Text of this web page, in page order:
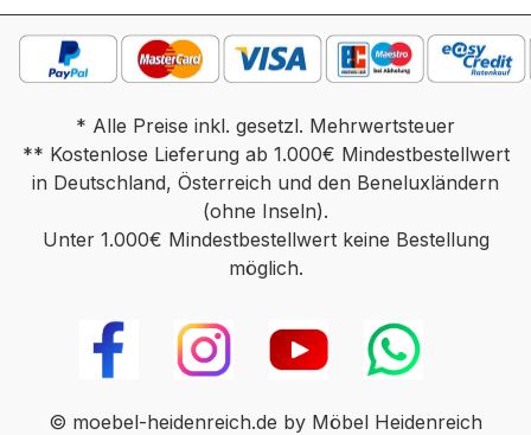
* Alle Preise inkl. gesetzl. Mehrwertsteuer
** Kostenlose Lieferung ab 1.000€ Mindestbestellwert
in Deutschland, Österreich und den Beneluxländern
(ohne Inseln).
Unter 1.000€ Mindestbestellwert keine Bestellung
möglich.
© moebel-heidenreich.de by Möbel Heidenreich